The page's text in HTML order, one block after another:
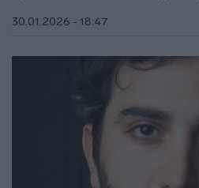
30.01.2026 - 18:47